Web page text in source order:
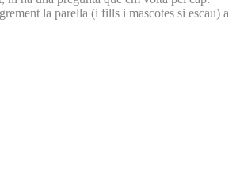
la parella (i fills i mascotes si escau) a